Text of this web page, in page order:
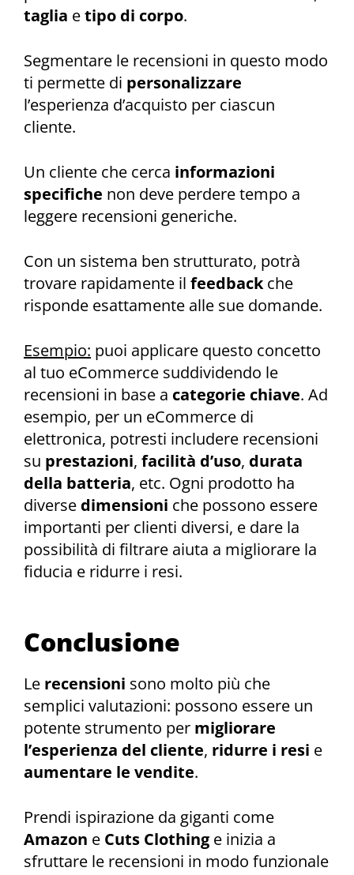
taglia etipo di corpo.
Segmentare le recensioni in questo modo
ti permette di personalizzare
l’esperienza d’acquisto per ciascun
cliente.
Un cliente che cerca informazioni
specifiche non deve perdere tempo a
leggere recensioni generiche.
Con un sistema ben strutturato, potrà
trovare rapidamente il feedbackche
risponde esattamente alle sue domande.
Esempio: puoi applicare questo concetto
al tuo eCommerce suddividendo le
recensioni in base a categorie chiave. Ad
esempio, per un eCommerce di
elettronica, potresti includere recensioni
su prestazioni, facilità d’uso, durata
della batteria, etc. Ogni prodotto ha
diverse dimensioni che possono essere
importanti per clienti diversi, e dare la
possibilità di filtrare aiuta a migliorare la
fiducia e ridurre i resi.
Conclusione
Le recensioni sono molto più che
semplici valutazioni: possono essere un
potente strumento per migliorare
l’esperienza del cliente, ridurre i resi e
aumentare le vendite.
Prendi ispirazione da giganti come
Amazon e Cuts Clothing e inizia a
sfruttare le recensioni in modo funzionale